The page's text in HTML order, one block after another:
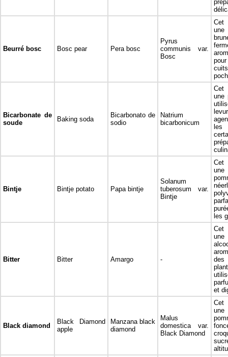
Beurré bosc Bosc pear Pera bosc
Pyrus
communis var.
Bosc
Cet
Bicarbonate de
soude
Baking soda
Bicarbonato de
sodio
Natrium
bicarbonicum
Cet
une
les
Bintje Bintje potato Papa bintje
Solanum
tuberosum var.
Bintje
Cet
les
Bitter Bitter Amargo -
Cet
des
et
Black diamond
Black Diamond
apple
Manzana black
diamond
Malus
domestica var.
Black Diamond
Cet
une